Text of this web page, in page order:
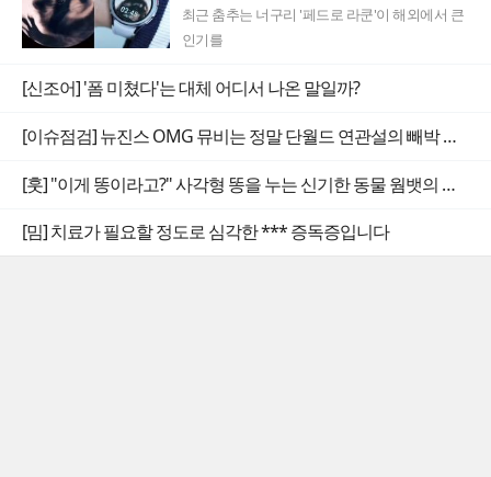
최근 춤추는 너구리 '페드로 라쿤'이 해외에서 큰
인기를
[신조어] '폼 미쳤다'는 대체 어디서 나온 말일까?
[이슈점검] 뉴진스 OMG 뮤비는 정말 단월드 연관설의 빼박 증거일까
[훗] "이게 똥이라고?" 사각형 똥을 누는 신기한 동물 웜뱃의 비밀
[밈] 치료가 필요할 정도로 심각한 *** 증독증입니다